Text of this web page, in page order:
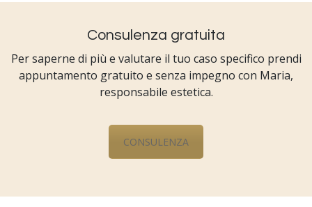
Consulenza gratuita
Per saperne di più e valutare il tuo caso specifico prendi
appuntamento gratuito e senza impegno con Maria,
responsabile estetica.
CONSULENZA